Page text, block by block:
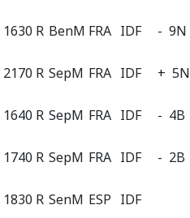
1630 R BenM FRA IDF - 9N
2170 R SepM FRA IDF + 5N
1640 R SepM FRA IDF - 4B
1740 R SepM FRA IDF - 2B
1830 R SenM ESP IDF